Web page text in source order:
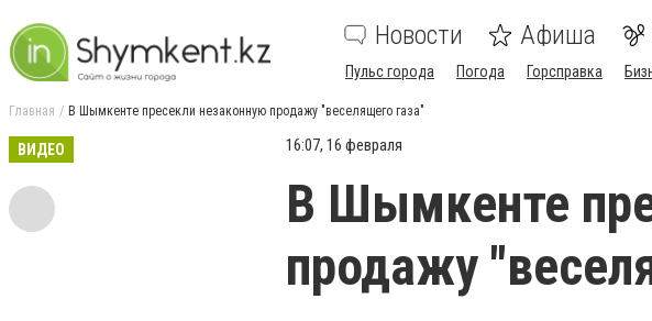
Новости Афиша
Пульс города Погода Горсправка
Главная В Шымкенте пресекли незаконную продажу "веселящего газа"
ВИДЕО 16:07, 16 февраля
В Шымкенте
продажу